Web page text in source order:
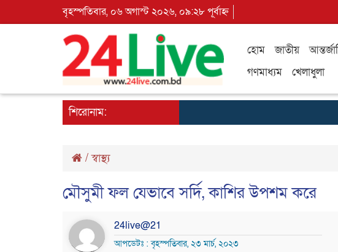
বৃহস্পতিবার, ০৬ অগাস্ট ২০২৬, ০৯:২৮ পূর্বাহ্ন
হোম জাতীয়
গণমাধ্যম
খেলাধুলা
শিরোনাম:
/স্বাস্থ্য
মৌসুমী ফল যেভাবে সর্দি, কাশির উপশম করে
24live@21
আপডেটঃ : বৃহস্পতিবার, ২৩ মার্চ, ২০২৩